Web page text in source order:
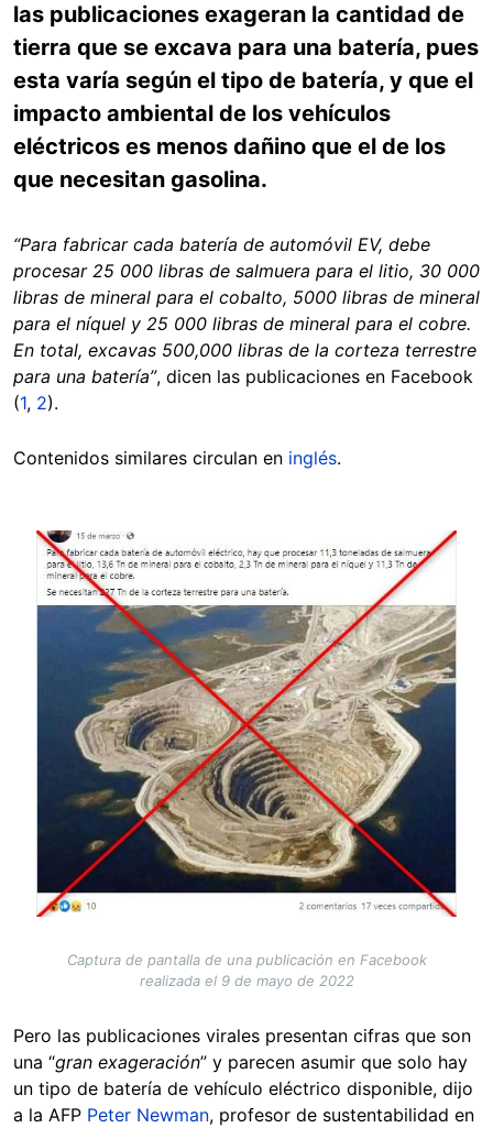
las publicaciones exageran la cantidad de
tierra que se excava para una batería, pues
esta varía según el tipo de batería, y que el
impacto ambiental de los vehículos
eléctricos es menos dañino que el de los
que necesitan gasolina.
“Para fabricar cada batería de automóvil EV, debe
procesar 25 000 libras de salmuera para el litio, 30 000
libras de mineral para el cobalto, 5000 libras de mineral
para el níquel y 25 000 libras de mineral para el cobre.
En total, excavas 500,000 libras de la corteza terrestre
para una batería”, dicen las publicaciones en Facebook
(1, 2).
Contenidos similares circulan en inglés.
Image
Captura de pantalla de una publicación en Facebook
realizada el 9 de mayo de 2022
Pero las publicaciones virales presentan cifras que son
una “gran exageración” y parecen asumir que solo hay
un tipo de batería de vehículo eléctrico disponible, dijo
a la AFP Peter Newman, profesor de sustentabilidad en